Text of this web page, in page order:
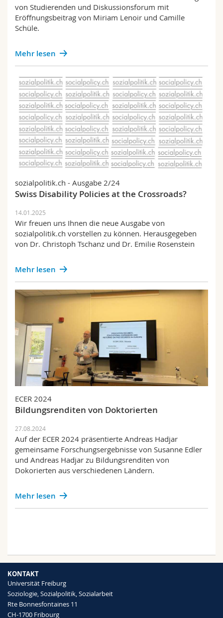
von Studierenden und Diskussionsforum mit
Eröffnungsbeitrag von Miriam Lenoir und Camille
Schüle.
Mehr lesen
sozialpolitik.ch - Ausgabe 2/24
Swiss Disability Policies at the Crossroads?
14.01.2025
Wir freuen uns Ihnen die neue Ausgabe von
sozialpolitik.ch vorstellen zu können. Herausgegeben
von Dr. Christoph Tschanz und Dr. Emilie Rosenstein
Mehr lesen
ECER 2024
Bildungsrenditen von Doktorierten
27.08.2024
Auf der ECER 2024 präsentierte Andreas Hadjar
gemeinsame Forschungsergebnisse von Susanne Edler
und Andreas Hadjar zu Bildungsrenditen von
Dokorierten aus verschiedenen Ländern.
Mehr lesen
KONTAKT
Universität Freiburg
Soziologie, Sozialpolitik, Sozialarbeit
Rte Bonnesfontaines 11
CH-1700 Fribourg